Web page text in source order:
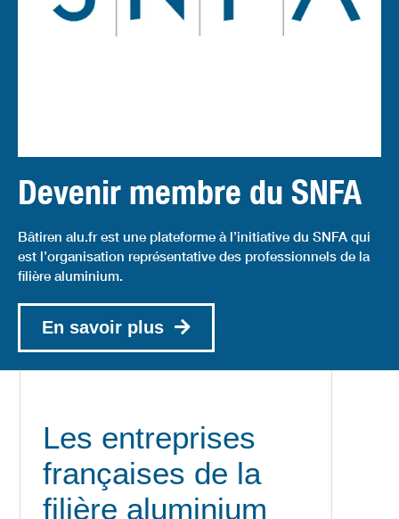
Devenir membre du SNFA
Bâtiren alu.fr est une plateforme à l’initiative du SNFA qui
est l’organisation représentative des professionnels de la
filière aluminium.
En savoir plus
Les entreprises
françaises de la
filière aluminium